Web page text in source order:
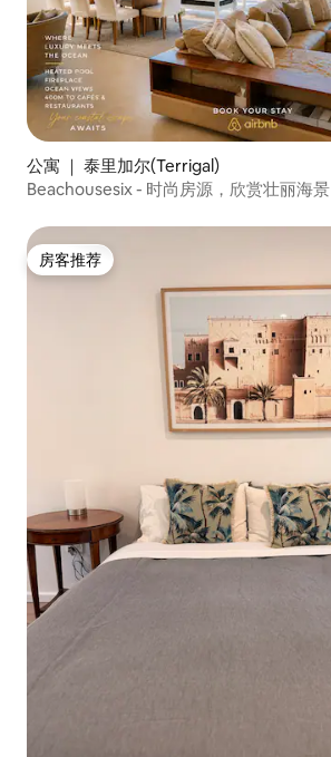
公寓 ｜ 泰里加尔(Terrigal)
Beachousesix - 时尚房源，欣赏壮丽海景
房客推荐
房客推荐